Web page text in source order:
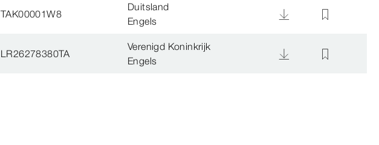
TAK00001W8
Duitsland
Engels
LR26278380TA
Verenigd Koninkrijk
Engels